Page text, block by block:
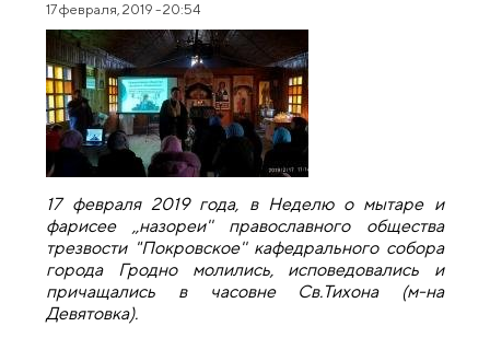
17 февраля, 2019 - 20:54
17 февраля 2019 года, в Неделю о мытаре и
фарисее ,,назореи'' православного общества
трезвости "Покровское'' кафедрального собора
города Гродно молились, исповедовались и
причащались в часовне Св.Тихона (м-на
Девятовка).